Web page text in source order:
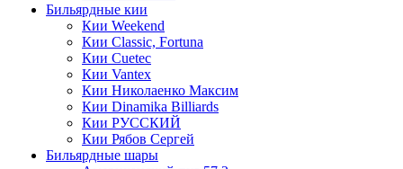
Бильярдные кии
Кии Weekend
Кии Classic, Fortuna
Кии Cuetec
Кии Vantex
Кии Николаенко Максим
Кии Dinamika Billiards
Кии РУССКИЙ
Кии Рябов Сергей
Бильярдные шары